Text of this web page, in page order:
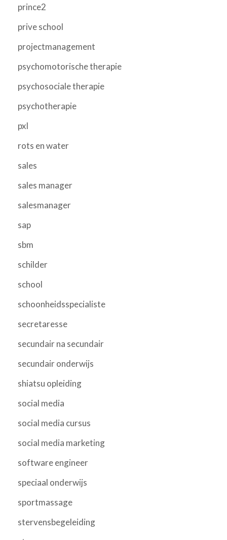
prince2
prive school
projectmanagement
psychomotorische therapie
psychosociale therapie
psychotherapie
pxl
rots en water
sales
sales manager
salesmanager
sap
sbm
schilder
school
schoonheidsspecialiste
secretaresse
secundair na secundair
secundair onderwijs
shiatsu opleiding
social media
social media cursus
social media marketing
software engineer
speciaal onderwijs
sportmassage
stervensbegeleiding